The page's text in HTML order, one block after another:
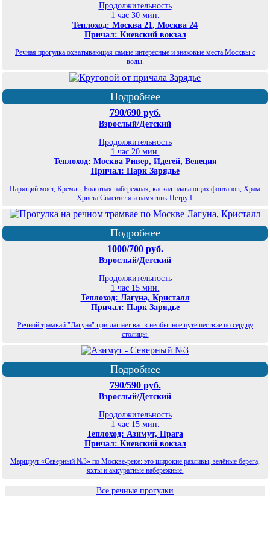
Продолжительность
1 час 30 мин.
Теплоход: Москва 21, Москва 24
Причал: Киевский вокзал
Речная прогулка охватывающая самые интересные и знаковые места Москвы с
воды.
Подробнее
790/690 руб.
Взрослый/Детский
Продолжительность
1 час 20 мин.
Теплоход: Москва Ривер, Идегей, Венеция
Причал: Парк Зарядье
Парящий мост, Кремль, Болотная набережная, каскад плавающих фонтанов, Храм
Христа Спасителя и памятник Петру I.
Подробнее
1000/700 руб.
Взрослый/Детский
Продолжительность
1 час 15 мин.
Теплоход: Лагуна, Кристалл
Причал: Парк Зарядье
Речной трамвай "Лагуна" приглашает вас в необычное путешествие по сердцу
столицы.
Подробнее
790/590 руб.
Взрослый/Детский
Продолжительность
1 час 15 мин.
Теплоход: Азимут, Прага
Причал: Киевский вокзал
Маршрут «Северный №3» по Москве-реке: это широкие разливы, зелёные берега,
яхты и аккуратные набережные.
Все речные прогулки